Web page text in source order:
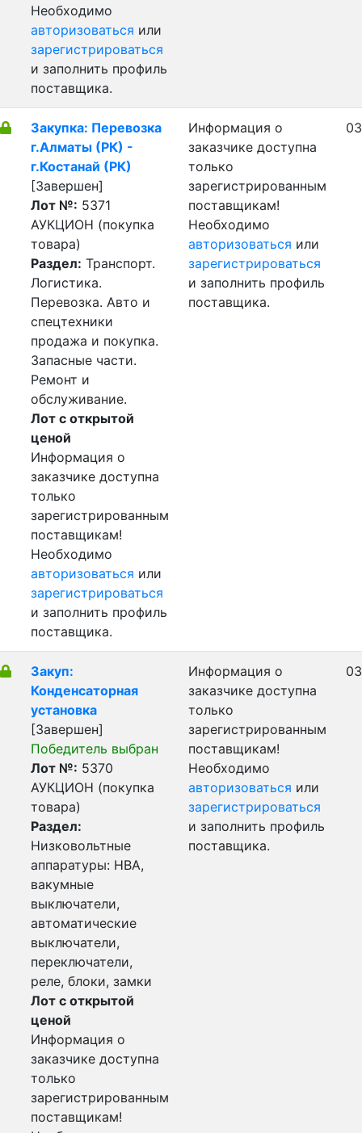
Необходимо
авторизоваться или
зарегистрироваться
и заполнить профиль
поставщика.
Закупка: Перевозка
г.Алматы (РК) -
г.Костанай (РК)
[Завершен]
Лот №: 5371
АУКЦИОН (покупка
товара)
Раздел: Транспорт.
Логистика.
Перевозка. Авто и
спецтехники
продажа и покупка.
Запасные части.
Ремонт и
обслуживание.
Лот с открытой
ценой
Информация о
заказчике доступна
только
зарегистрированным
поставщикам!
Необходимо
авторизоваться или
зарегистрироваться
и заполнить профиль
поставщика.
Информация о
заказчике доступна
только
зарегистрированным
поставщикам!
Необходимо
авторизоваться или
зарегистрироваться
и заполнить профиль
поставщика.
Закуп:
Конденсаторная
установка
[Завершен]
Победитель выбран
Лот №: 5370
АУКЦИОН (покупка
товара)
Раздел:
Низковольтные
аппаратуры: НВА,
вакумные
выключатели,
автоматические
выключатели,
переключатели,
реле, блоки, замки
Лот с открытой
ценой
Информация о
заказчике доступна
только
зарегистрированным
поставщикам!
Информация о
заказчике доступна
только
зарегистрированным
поставщикам!
Необходимо
авторизоваться или
зарегистрироваться
и заполнить профиль
поставщика.